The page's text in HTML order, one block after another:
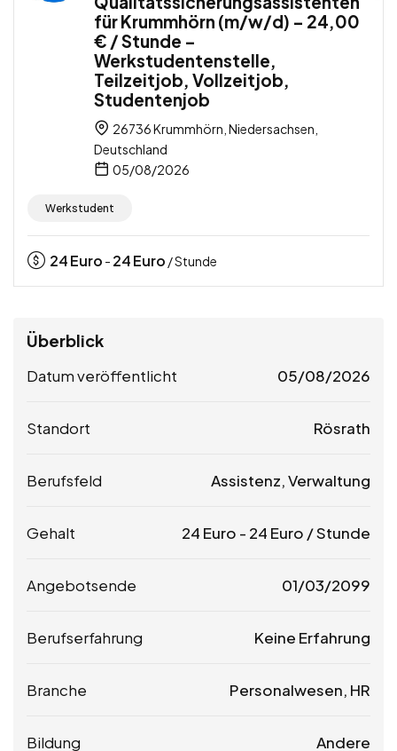
für Krummhörn (m/w/d) – 24,00
€ / Stunde –
Werkstudentenstelle,
Teilzeitjob, Vollzeitjob,
Studentenjob
26736 Krummhörn, Niedersachsen,
Deutschland
05/08/2026
Werkstudent
24Euro - 24Euro / Stunde
Überblick
Datum veröffentlicht 05/08/2026
Standort Rösrath
Berufsfeld Assistenz, Verwaltung
Gehalt 24 Euro - 24 Euro / Stunde
Angebotsende 01/03/2099
Berufserfahrung Keine Erfahrung
Branche Personalwesen, HR
Bildung Andere